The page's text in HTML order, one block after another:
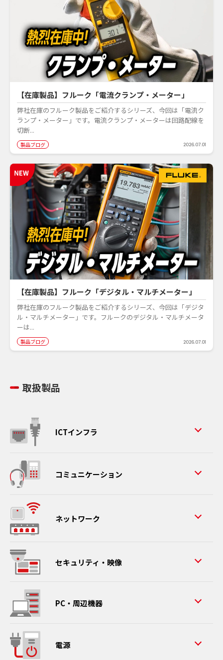
【在庫製品】フルーク「電流クランプ・メーター」
弊社在庫のフルーク製品をご紹介するシリーズ、今回は「電流ク
ランプ・メーター」です。電流クランプ・メーターは回路配線を
切断...
製品ブログ 2026.07.01
【在庫製品】フルーク「デジタル・マルチメーター」
弊社在庫のフルーク製品をご紹介するシリーズ、今回は「デジタ
ル・マルチメーター」です。フルークのデジタル・マルチメータ
ーは...
製品ブログ 2026.07.01
取扱製品
ICTインフラ
コミュニケーション
ネットワーク
セキュリティ・映像
PC・周辺機器
電源